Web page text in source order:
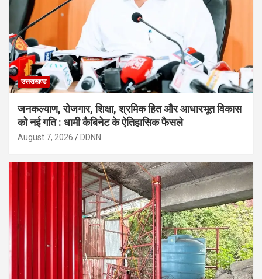
उत्तराखण्ड
जनकल्याण, रोजगार, शिक्षा, श्रमिक हित और आधारभूत विकास
को नई गति : धामी कैबिनेट के ऐतिहासिक फैसले
August 7, 2026 DDNN